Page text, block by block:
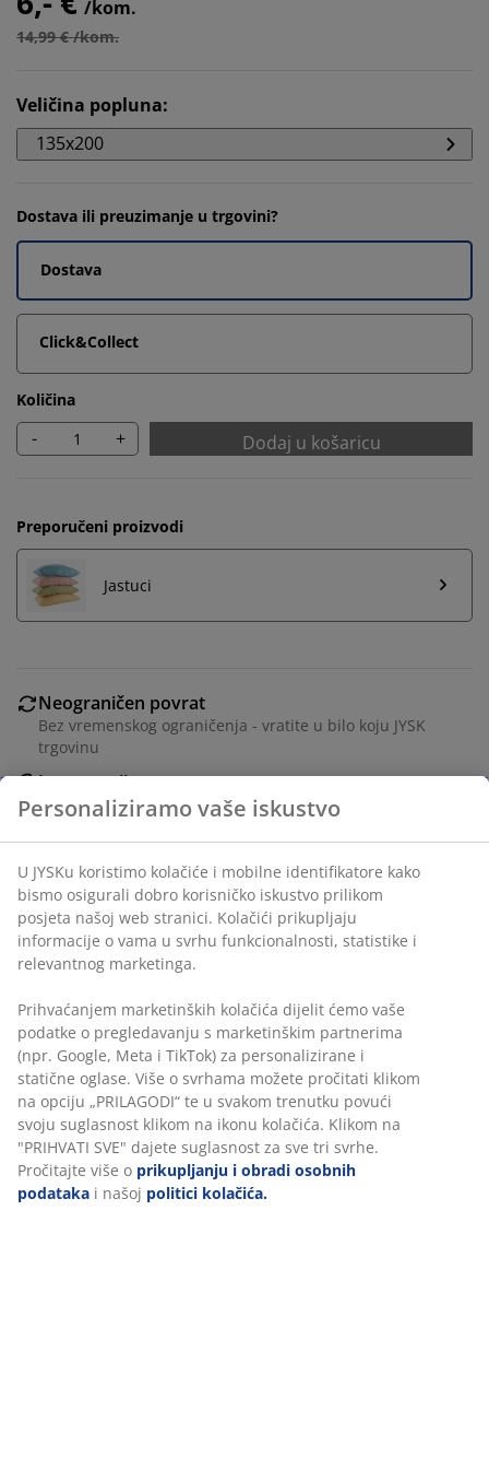
/kom.
14,99 € /kom.
Veličina popluna:
135x200
Dostava ili preuzimanje u trgovini?
Dostava
Click&Collect
Količina
- + Dodaj u košaricu
Preporučeni proizvodi
Jastuci
Neograničen povrat
Bez vremenskog ograničenja - vratite u bilo koju JYSK
trgovinu
Jamstvo cijene
Jamstvo cijene unutar 30 dana za sve proizvode
Fleksibilne opcije dostave
Poplun punjen vlaknima 135x200 cm s laganim,
prozračnim punjenjem od silikoniziranih spiralnih
šupljih vlakana (100% recikliranih), 470 g. Mekana
navlaka od 100% poliesterskih mikrovlakana (100%
recikliranih). Perivo na 40°C.
BROJ ARTIKLA: 4157550
Podaci o proizvodu